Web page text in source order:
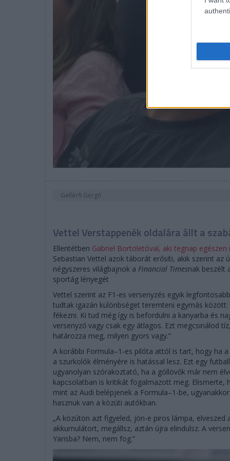
Gellérfi Gergő
Vettel Verstappenék oldalára állt a
Ellentétben Gabriel Bortoletóval, aki tegnap
Sebastian Vettel azok táborát erősíti, akik szerint
négyszeres világbajnok a Financial Timesnak beszélt
sportág lényegét
Vettel szerint az F1-es versenyzés egyik
tudtak igazán különbséget teremteni egymás
fékezni. Ki tud még így is befordulni a kanyarba és
versenyző vagy csak egy átlagos. Ezt megcsinálod
határozza meg, milyen gyors vagy.”
A korábbi Formula–1-es pilóta attól is tart, hogy ha
a szurkolók élményére is hatással lesz. Ezt egy
ugyanolyan szórakoztató, ha a góllövők már nem
kapcsolatban is kritikát fogalmazott meg.
mint az Audi belépjenek a Formula–1-be,
hasznuk van a közúti autókban.
„A közúton azt figyeled, jön-e piros lámpa,
akkumulátort, megállsz, aztán újra elindulsz. A
Yarisba? Nem, nem fog.”